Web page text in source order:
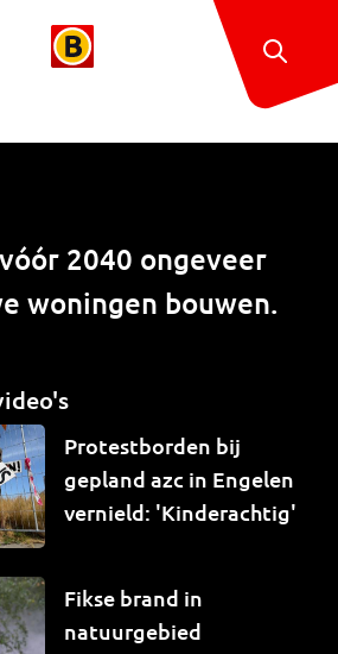
2040 ongeveer
woningen bouwen.
Protestborden bij
gepland azc in Engelen
vernield: 'Kinderachtig'
Fikse brand in
natuurgebied